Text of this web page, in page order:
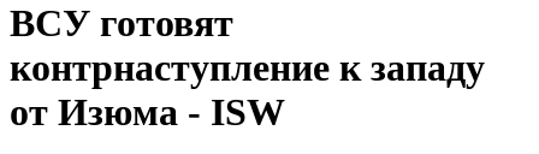
ВСУ готовят
контрнаступление к западу
от Изюма - ISW